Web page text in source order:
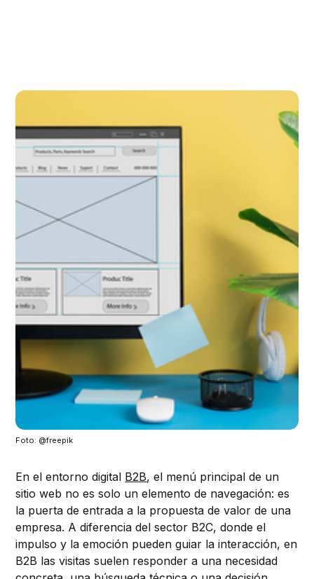
Foto: @freepik
En el entorno digital B2B, el menú principal de un
sitio web no es solo un elemento de navegación: es
la puerta de entrada a la propuesta de valor de una
empresa. A diferencia del sector B2C, donde el
impulso y la emoción pueden guiar la interacción, en
B2B las visitas suelen responder a una necesidad